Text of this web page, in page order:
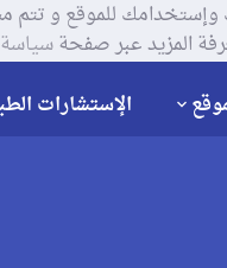
المزيد عبر صفحة
الإستشارات